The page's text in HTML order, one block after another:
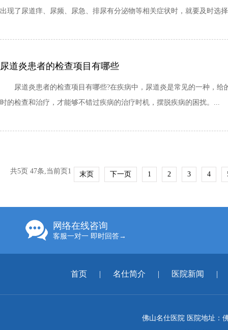
出现了尿道痒、尿频、尿急、排尿有分泌物等相关症状时，就要及时选
尿道炎患者的检查项目有哪些
尿道炎患者的检查项目有哪些?在疾病中，尿道炎是常见的一种，给
时的检查和治疗，才能够不错过疾病的治疗时机，摆脱疾病的困扰。...
共5页 47条,当前页1 末页 下一页 1 2 3 4
网络在线咨询
客服一对一 即时回答→
首页 | 名仕简介 | 医院新闻 |
佛山名仕医院 医院地址：